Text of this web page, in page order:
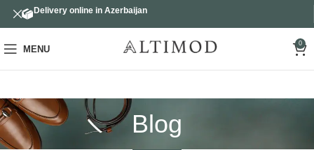
MENU
0
Blog
Delivery online in Azerbaijan